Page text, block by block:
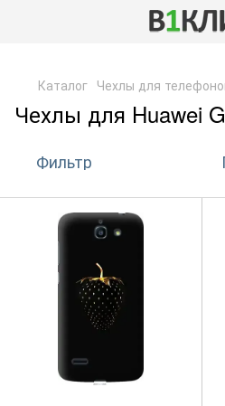
Каталог Чехлы для
Чехлы для Huawei
Фильтр